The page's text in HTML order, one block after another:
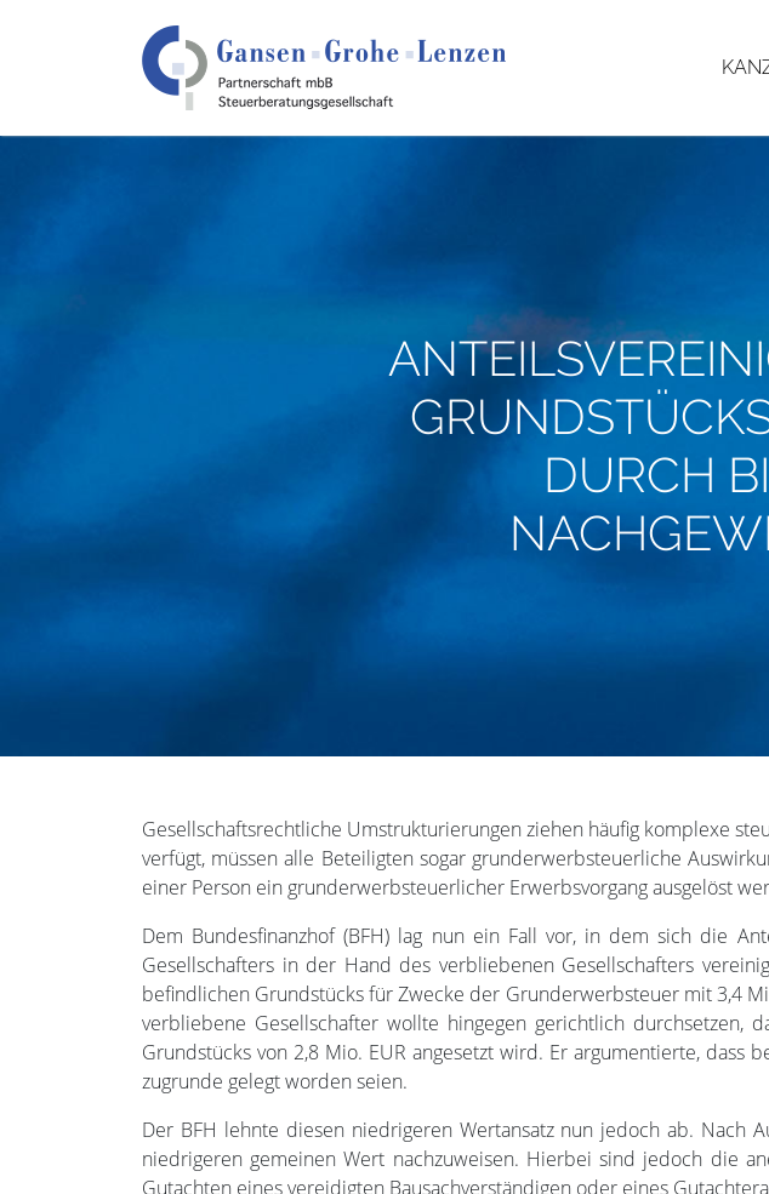
DURCH
Gesellschaftsrechtliche Umstrukturierungen ziehen häufig komplexe
verfügt, müssen alle Beteiligten sogar grunderwerbsteuerliche
einer Person ein grunderwerbsteuerlicher Erwerbsvorgang ausgelöst
Dem Bundesfinanzhof (BFH) lag nun ein Fall vor, in dem sich die
Gesellschafters in der Hand des verbliebenen Gesellschafters
befindlichen Grundstücks für Zwecke der Grunderwerbsteuer mit 3,4
verbliebene Gesellschafter wollte hingegen gerichtlich
Grundstücks von 2,8 Mio. EUR angesetzt wird. Er argumentierte, dass
zugrunde gelegt worden seien.
Der BFH lehnte diesen niedrigeren Wertansatz nun jedoch ab. Nach
niedrigeren gemeinen Wert nachzuweisen. Hierbei sind jedoch die
Gutachten eines vereidigten Bausachverständigen oder eines